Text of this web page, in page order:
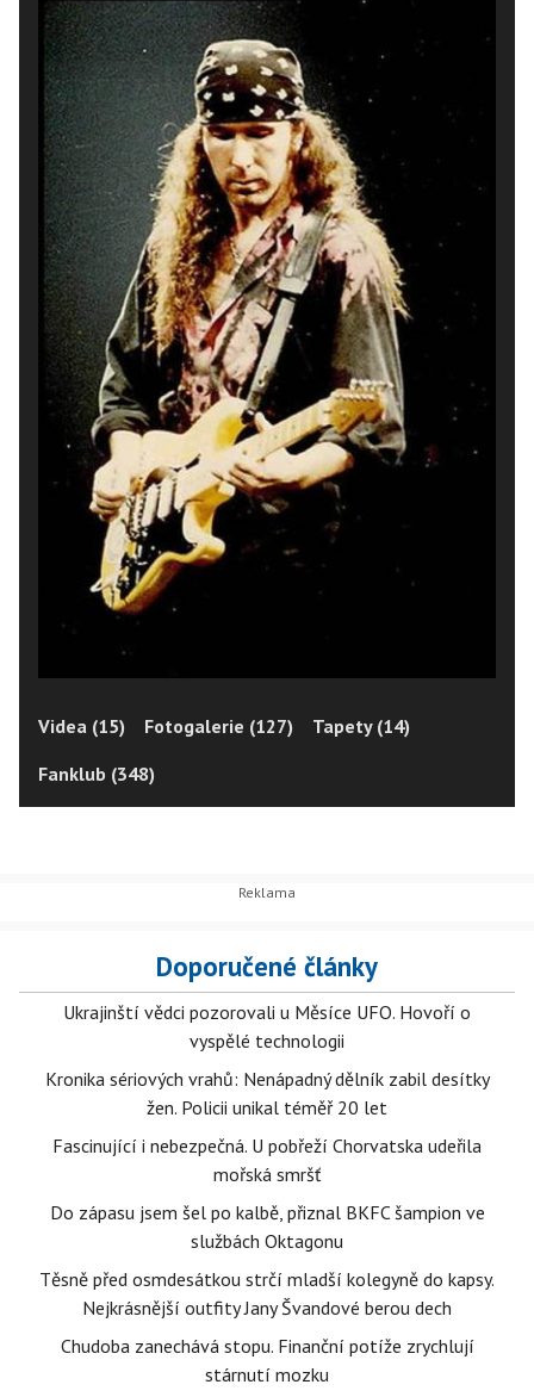
Videa (15) Fotogalerie (127)
Tapety (14)
Fanklub (348)
Doporučené články
Ukrajinští vědci pozorovali u Měsíce UFO. Hovoří o
vyspělé technologii
Kronika sériových vrahů: Nenápadný dělník zabil desítky
žen. Policii unikal téměř 20 let
Fascinující i nebezpečná. U pobřeží Chorvatska udeřila
mořská smršť
Do zápasu jsem šel po kalbě, přiznal BKFC šampion ve
službách Oktagonu
Těsně před osmdesátkou strčí mladší kolegyně do kapsy.
Nejkrásnější outfity Jany Švandové berou dech
Chudoba zanechává stopu. Finanční potíže zrychlují
stárnutí mozku